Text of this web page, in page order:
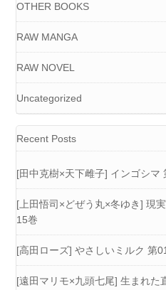
OTHER BOOKS
RAW MANGA
RAW NOVEL
Uncategorized
Recent Posts
[田中克樹×天下雌子] インゴシマ
[上田悟司×どぜう丸×冬ゆき] 現
15巻
[高田ローズ] やさしいミルク 第
[遠田マリモ×九頭七尾] 生まれた